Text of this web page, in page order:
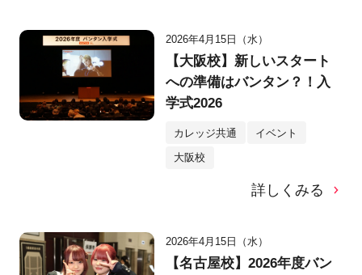
2026年4月15日（水）
【大阪校】新しいスタート
への準備はバンタン？！入
学式2026
カレッジ共通 イベント
大阪校
詳しくみる
2026年4月15日（水）
【名古屋校】2026年度バン